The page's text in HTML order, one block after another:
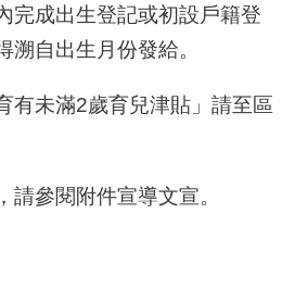
完成出生登記或初設戶籍登
自出生月份發給。
有未滿2歲育兒津貼」請至區
請參閱附件宣導文宣。